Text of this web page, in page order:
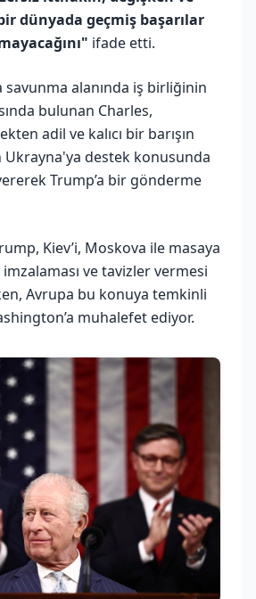
dünyada geçmiş başarılar
ifade etti.
savunma alanında iş birliğinin
bulunan Charles,
adil ve kalıcı bir barışın
Ukrayna'ya destek konusunda
Trump’a bir gönderme
Kiev’i, Moskova ile masaya
ve tavizler vermesi
Avrupa bu konuya temkinli
muhalefet ediyor.